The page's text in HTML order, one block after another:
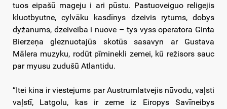
tuos eipašū mageju i ari pūstu. Pastuoveiguo religejis
kluotbyutne, cylvāku kasdīnys dzeivis rytums, dobys
dyžanums, dzeiveiba i nuove – tys vyss operatora Ginta
Bierzeņa gleznuotajūs skotūs sasavyn ar Gustava
Mālera muzyku, rodūt pīminekli zemei, kū režisors sauc
par myusu zudušū Atlantidu.
“Itei kina ir viestejums par Austrumlatvejis nūvodu, vaļsti
vaļstī, Latgolu, kas ir zeme iz Eiropys Savīneibys